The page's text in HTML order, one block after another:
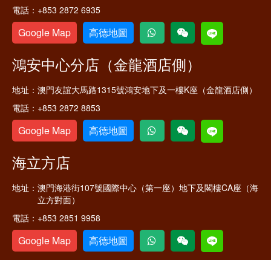
電話： +853 2872 6935
Google Map 高德地圖
鴻安中心分店（金龍酒店側）
地址： 澳門友誼大馬路1315號鴻安地下及一樓K座（金龍酒店側）
電話： +853 2872 8853
Google Map 高德地圖
海立方店
地址： 澳門海港街107號國際中心（第一座）地下及閣樓CA座（海
立方對面）
電話： +853 2851 9958
Google Map 高德地圖